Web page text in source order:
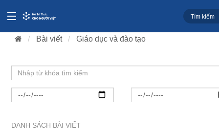
Bài viết Giáo dục và đào tạo
DANH SÁCH BÀI VIẾT